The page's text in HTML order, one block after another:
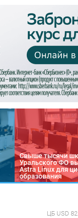
Свыше тысячи
Уральского ФО
Astra Linux для
образования
ЦБ USD